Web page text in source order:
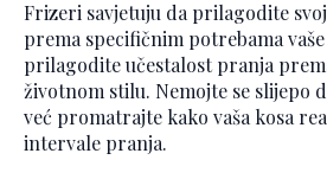
Frizeri savjetuju da prilagodite
prema specifičnim potrebama
prilagodite učestalost pranja
životnom stilu. Nemojte se slijepo
već promatrajte kako vaša kosa
intervale pranja.